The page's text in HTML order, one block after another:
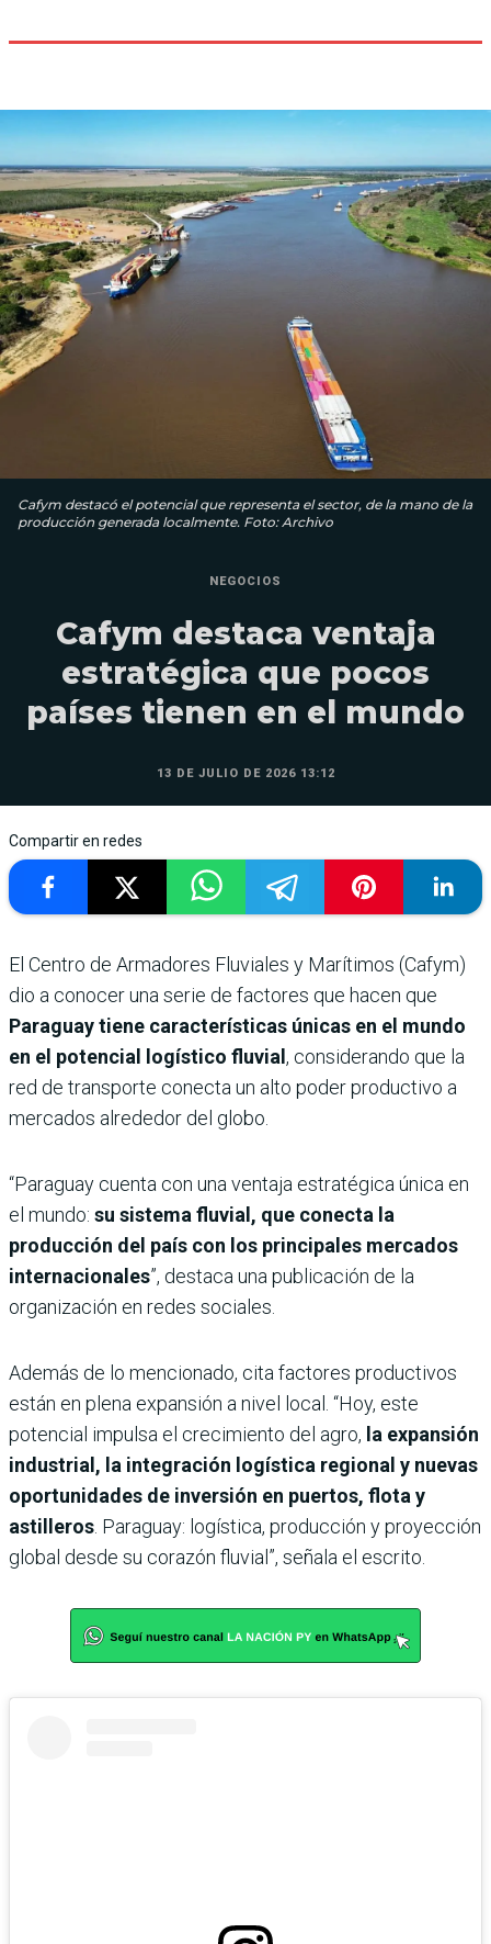
Cafym destacó el potencial que representa el sector, de la mano de la
producción generada localmente. Foto: Archivo
NEGOCIOS
Cafym destaca ventaja
estratégica que pocos
países tienen en el mundo
13 DE JULIO DE 2026 13:12
Compartir en redes
El Centro de Armadores Fluviales y Marítimos (Cafym)
dio a conocer una serie de factores que hacen que
Paraguay tiene características únicas en el mundo
en el potencial logístico fluvial , considerando que la
red de transporte conecta un alto poder productivo a
mercados alrededor del globo.
“Paraguay cuenta con una ventaja estratégica única en
el mundo: su sistema fluvial, que conecta la
producción del país con los principales mercados
internacionales”, destaca una publicación de la
organización en redes sociales.
Además de lo mencionado, cita factores productivos
están en plena expansión a nivel local. “Hoy, este
potencial impulsa el crecimiento del agro, la expansión
industrial, la integración logística regional y nuevas
oportunidades de inversión en puertos, flota y
astilleros . Paraguay: logística, producción y proyección
global desde su corazón fluvial”, señala el escrito.